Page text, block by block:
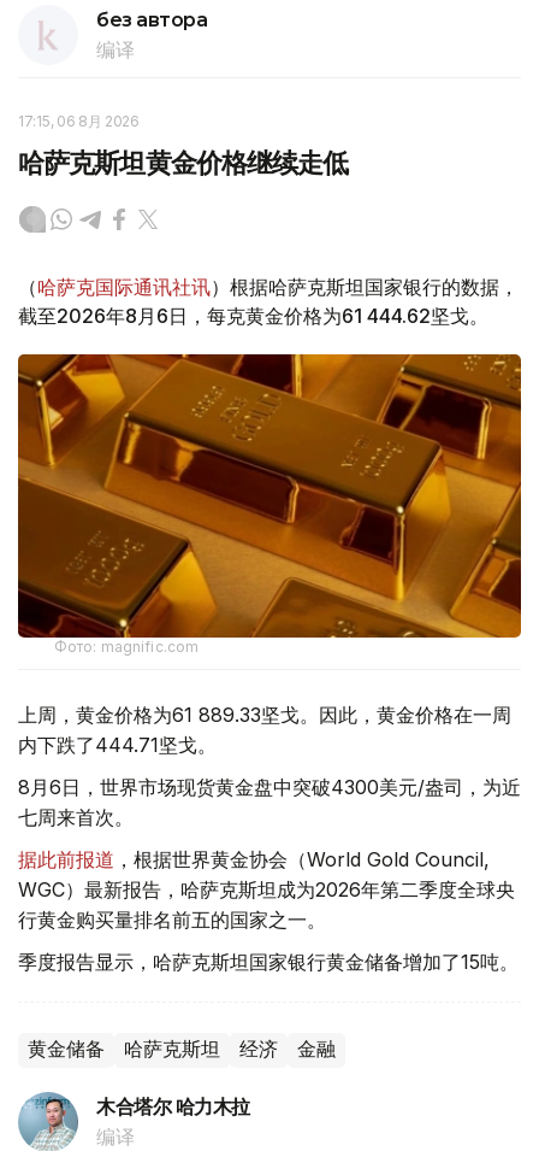
без автора
编译
17:15, 06 8月 2026
哈萨克斯坦黄金价格继续走低
（哈萨克国际通讯社讯）根据哈萨克斯坦国家银行的数据，
截至2026年8月6日，每克黄金价格为61 444.62坚戈。
Фото: magnific.com
上周，黄金价格为61 889.33坚戈。因此，黄金价格在一周
内下跌了444.71坚戈。
8月6日，世界市场现货黄金盘中突破4300美元/盎司，为近
七周来首次。
据此前报道 ，根据世界黄金协会（World Gold Council,
WGC）最新报告，哈萨克斯坦成为2026年第二季度全球央
行黄金购买量排名前五的国家之一。
季度报告显示，哈萨克斯坦国家银行黄金储备增加了15吨。
黄金储备 哈萨克斯坦 经济 金融
木合塔尔 哈力木拉
编译